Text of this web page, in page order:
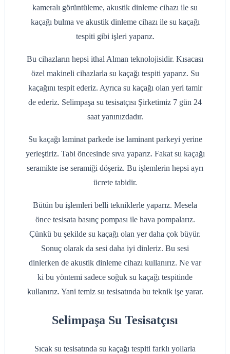
kameralı görüntüleme, akustik dinleme cihazı ile su
kaçağı bulma ve akustik dinleme cihazı ile su kaçağı
tespiti gibi işleri yaparız.
Bu cihazların hepsi ithal Alman teknolojisidir. Kısacası
özel makineli cihazlarla su kaçağı tespiti yaparız. Su
kaçağını tespit ederiz. Ayrıca su kaçağı olan yeri tamir
de ederiz. Selimpaşa su tesisatçısı Şirketimiz 7 gün 24
saat yanınızdadır.
Su kaçağı laminat parkede ise laminant parkeyi yerine
yerleştiriz. Tabi öncesinde sıva yaparız. Fakat su kaçağı
seramikte ise seramiği döşeriz. Bu işlemlerin hepsi ayrı
ücrete tabidir.
Bütün bu işlemleri belli tekniklerle yaparız. Mesela
önce tesisata basınç pompası ile hava pompalarız.
Çünkü bu şekilde su kaçağı olan yer daha çok büyür.
Sonuç olarak da sesi daha iyi dinleriz. Bu sesi
dinlerken de akustik dinleme cihazı kullanırız. Ne var
ki bu yöntemi sadece soğuk su kaçağı tespitinde
kullanırız. Yani temiz su tesisatında bu teknik işe yarar.
Selimpaşa Su Tesisatçısı
Sıcak su tesisatında su kaçağı tespiti farklı yollarla